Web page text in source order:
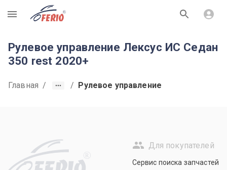
R
Рулевое управление Лексус ИС Седан
350 rest 2020+
Главная / / Рулевое управление
R
Для покупателей
Сервис поиска запчастей